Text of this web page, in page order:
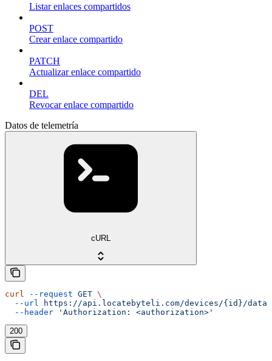
Listar enlaces compartidos
POST
Crear enlace compartido
PATCH
Actualizar enlace compartido
DEL
Revocar enlace compartido
Datos de telemetría
cURL
curl --request GET \
  --url
https://api.locatebyteli.com/devices/{id}/data
  --header
'Authorization: <authorization>'
200